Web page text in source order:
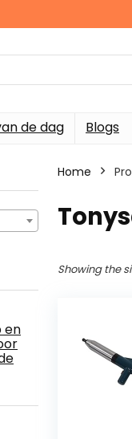
de dag Blogs
en
Home
Showing the